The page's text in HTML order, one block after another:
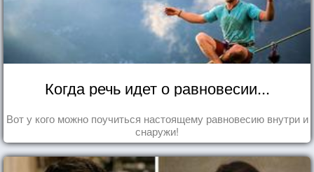
Когда речь идет о равновесии...
Вот у кого можно поучиться настоящему равновесию внутри и
снаружи!